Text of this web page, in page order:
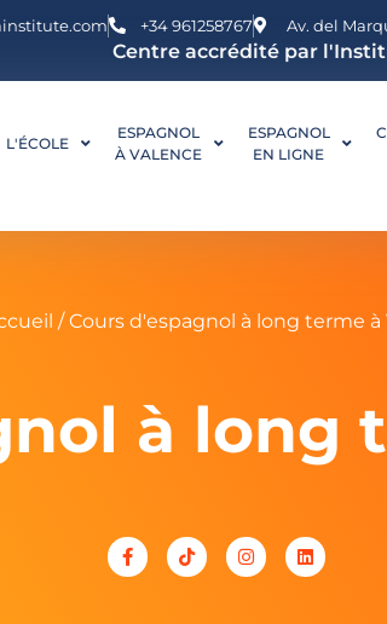
+34 961258767 Av. del
Centre accrédité par
L'ÉCOLE
ESPAGNOL
À VALENCE
ESPAGNOL
EN LIGNE
/ Cours d'espagnol à long terme à
à long